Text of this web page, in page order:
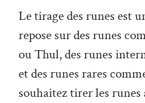
Le tirage des runes est
repose sur des runes
ou Thul, des runes
et des runes rares
souhaitez tirer les